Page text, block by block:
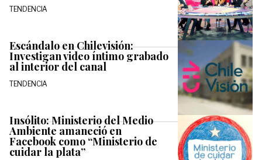
TENDENCIA
Escándalo en Chilevisión:
Investigan video íntimo grabado
al interior del canal
TENDENCIA
Insólito: Ministerio del Medio
Ambiente amaneció en
Facebook como “Ministerio de
cuidar la plata”